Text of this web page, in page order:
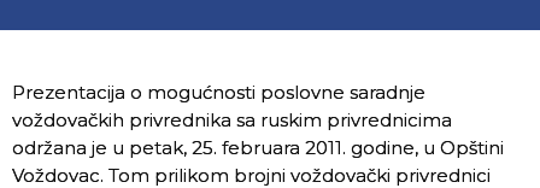
Prezentacija o mogućnosti poslovne saradnje
voždovačkih privrednika sa ruskim privrednicima
održana je u petak, 25. februara 2011. godine, u Opštini
Voždovac. Tom prilikom brojni voždovački privrednici